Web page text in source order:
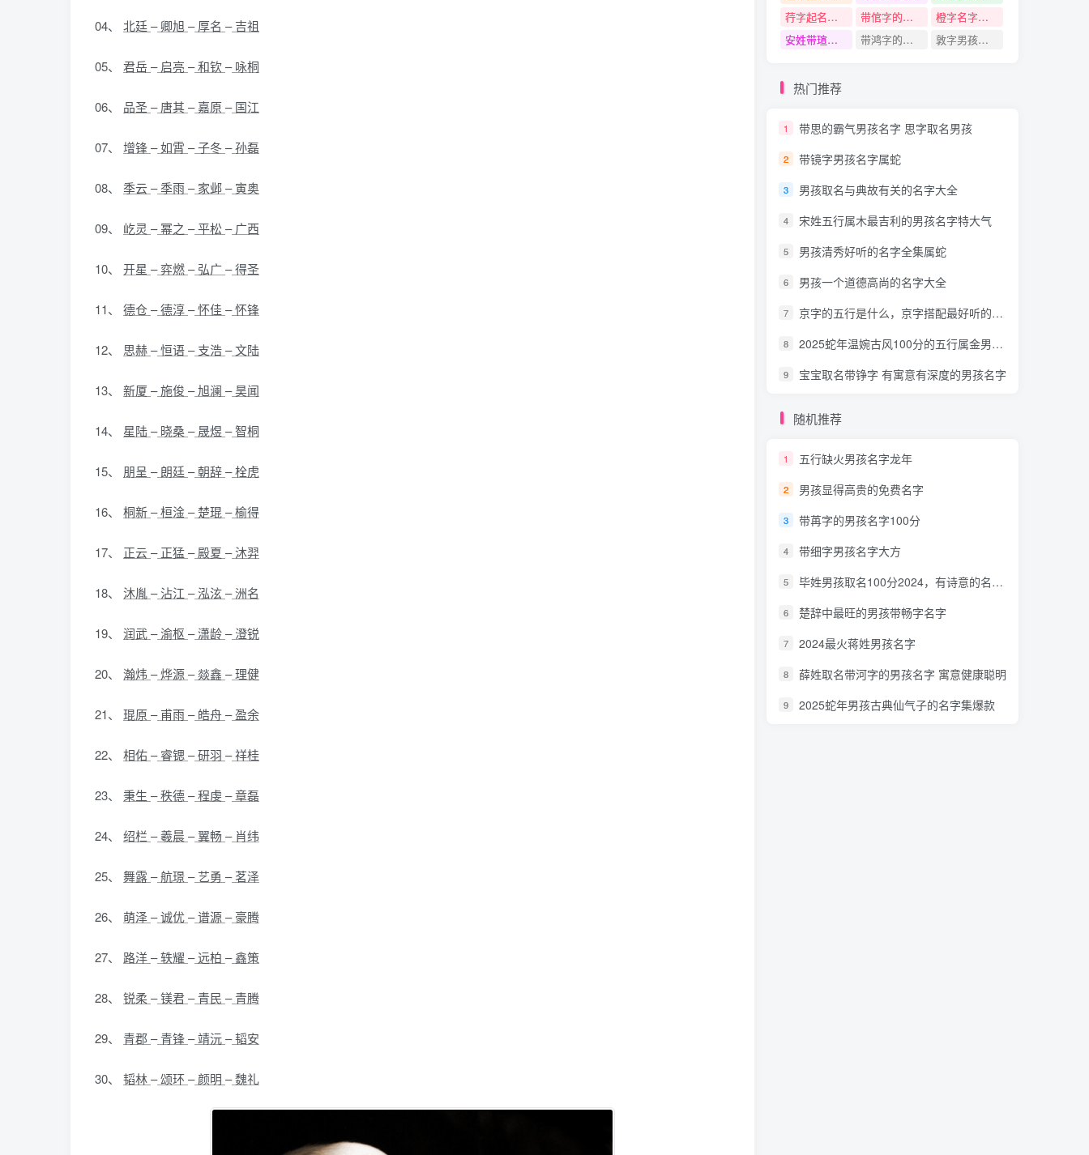
04、 北廷–卿旭 –厚名 –吉祖
05、 君岳–启亮 –和钦–咏桐
06、 品圣–唐其–嘉原–国江
07、 增锋–如霄 –子冬–孙磊
08、 季云–季雨–家邺–寅奥
09、 屹灵 –幂之 –平松–广西
10、 开星 –弈燃–弘广 –得圣
11、 德仓–德淳–怀佳 –怀锋
12、 思赫–恒语–支浩–文陆
13、 新厦–施俊 –旭澜 –昊闻
14、 星陆–晓桑–晟煜 –智桐
15、 朋呈 –朗廷–朝辞–栓虎
16、 桐新–桓淦–楚琨 –榆得
17、 正云–正猛–殿夏 –沐羿
18、 沐胤–沾江 –泓泫–洲名
19、 润武–渝枢 –潇龄–澄锐
20、 瀚炜–烨源–燚鑫 –理健
21、 琨原–甫雨–皓舟–盈余
22、 相佑–睿锶–研羽 –祥桂
23、 秉生 –秩德–程虔 –章磊
24、 绍栏 –羲晨–翼畅–肖纬
25、 舞露–航璟–艺勇 –茗泽
26、 萌泽–诚优–谱源–豪腾
27、 路洋–轶耀 –远柏 –鑫策
28、 锐柔–镁君–青民 –青腾
29、 青郡–青锋–靖沅–韬安
30、 韬林–颂环–颜明 –魏礼
荇字起名寓意
带倌字的名字
橙字名字大全
安姓带瑄字名字
带鸿字的名字 敦字男孩名字大全
热门推荐
1 带思的霸气男孩名字 思字取名男孩
2 带镜字男孩名字属蛇
3 男孩取名与典故有关的名字大全
4 宋姓五行属木最吉利的男孩名字特大气
5 男孩清秀好听的名字全集属蛇
6 男孩一个道德高尚的名字大全
7 京字的五行是什么，京字搭配最好听的男孩名字
8 2025蛇年温婉古风100分的五行属金男孩名字大全
9 宝宝取名带铮字 有寓意有深度的男孩名字
随机推荐
1 五行缺火男孩名字龙年
2 男孩显得高贵的免费名字
3 带苒字的男孩名字100分
4 带细字男孩名字大方
5 毕姓男孩取名100分2024，有诗意的名字十分大气
6 楚辞中最旺的男孩带畅字名字
7 2024最火蒋姓男孩名字
8 薛姓取名带河字的男孩名字 寓意健康聪明
9 2025蛇年男孩古典仙气子的名字集爆款